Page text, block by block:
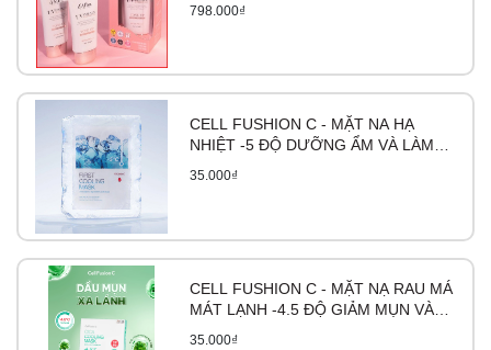
50ML
798.000₫
CELL FUSHION C - MẶT NA HẠ
NHIỆT -5 ĐỘ DƯỠNG ẨM VÀ LÀM
35.000₫
CELL FUSHION C - MẶT NẠ RAU MÁ
MÁT LẠNH -4.5 ĐỘ GIẢM MỤN VÀ
LÀM DỊU DA CICA COOLING MASK
35.000₫